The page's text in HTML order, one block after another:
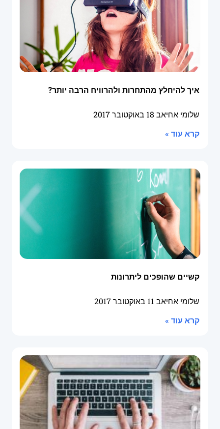
איך להיחלץ מהתחרות ולהרוויח הרבה יותר?
שלומי אחיאב 18 באוקטובר 2017
קרא עוד »
קשיים שהופכים ליתרונות
שלומי אחיאב 11 באוקטובר 2017
קרא עוד »